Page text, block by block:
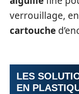
verrouillage,
cartouche
LES
EN